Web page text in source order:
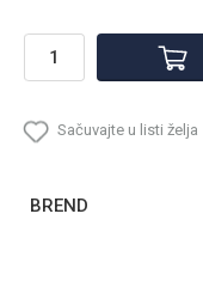
Sačuvajte u listi želja
BREND